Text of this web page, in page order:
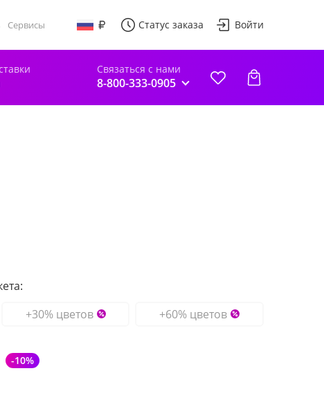
Сервисы Статус заказа Войти
Связаться с нами
8-800-333-0905
+30% цветов +60% цветов
-10%